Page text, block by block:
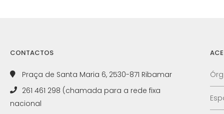
CONTACTOS
Praça de Santa Maria 6, 2530-871 Ribamar
261 461 298 (chamada para a rede fixa
nacional